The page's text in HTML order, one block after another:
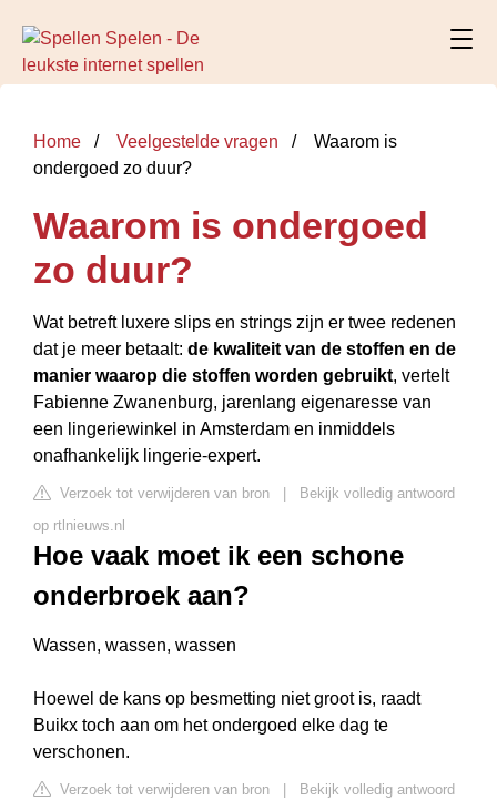
Home Veelgestelde vragen
Waarom is
ondergoed zo duur?
Waarom is ondergoed
zo duur?
Wat betreft luxere slips en strings zijn er twee redenen
dat je meer betaalt: de kwaliteit van de stoffen en de
manier waarop die stoffen worden gebruikt, vertelt
Fabienne Zwanenburg, jarenlang eigenaresse van
een lingeriewinkel in Amsterdam en inmiddels
onafhankelijk lingerie-expert.
Verzoek tot verwijderen van bron
Bekijk volledig antwoord
op rtlnieuws.nl
Hoe vaak moet ik een schone
onderbroek aan?
Wassen, wassen, wassen
Hoewel de kans op besmetting niet groot is, raadt
Buikx toch aan om het ondergoed elke dag te
verschonen.
Verzoek tot verwijderen van bron
Bekijk volledig antwoord